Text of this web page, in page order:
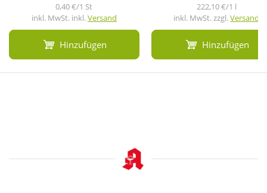
0,40 €/1 St
inkl. MwSt. inkl. Versand
Hinzufügen
222,10 €/1 l
inkl. MwSt. zzgl.Versand
Hinzufügen